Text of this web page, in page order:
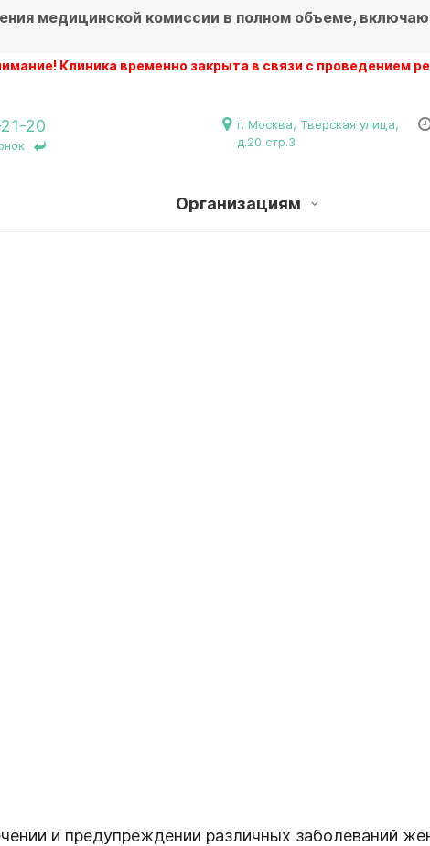
медицинской комиссии в полном объеме,
временно закрыта в связи с проведением
20
г. Москва, Тверская улица,
д.20 стр.3
Организациям
и предупреждении различных заболеваний